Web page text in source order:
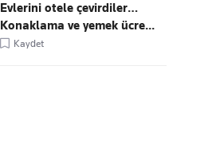
Evlerini otele çevirdiler…
Konaklama ve yemek ücre...
Kaydet